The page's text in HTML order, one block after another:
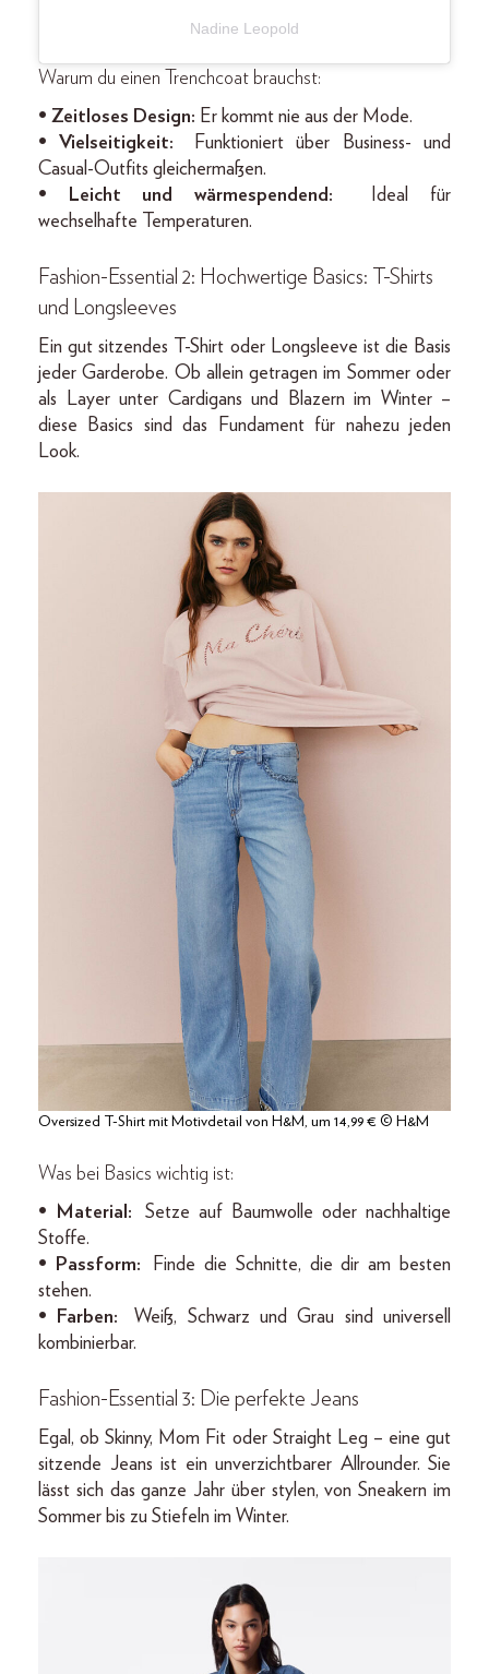
Nadine Leopold
Warum du einen Trenchcoat brauchst:
• Zeitloses Design: Er kommt nie aus der Mode.
• Vielseitigkeit:
Funktioniert über Business- und
Casual-Outfits gleichermaßen.
• Leicht und wärmespendend:
Ideal für
wechselhafte Temperaturen.
Fashion-Essential 2: Hochwertige Basics: T-Shirts
und Longsleeves
Ein gut sitzendes T-Shirt oder Longsleeve ist die Basis
jeder Garderobe. Ob allein getragen im Sommer oder
als Layer unter Cardigans und Blazern im Winter –
diese Basics sind das Fundament für nahezu jeden
Look.
Oversized T-Shirt mit Motivdetail von H&M, um 14,99 € © H&M
Was bei Basics wichtig ist:
• Material:
Setze auf Baumwolle oder nachhaltige
Stoffe.
• Passform:
Finde die Schnitte, die dir am besten
stehen.
• Farben:
Weiß, Schwarz und Grau sind universell
kombinierbar.
Fashion-Essential 3: Die perfekte Jeans
Egal, ob Skinny, Mom Fit oder Straight Leg – eine gut
sitzende Jeans ist ein unverzichtbarer Allrounder. Sie
lässt sich das ganze Jahr über stylen, von Sneakern im
Sommer bis zu Stiefeln im Winter.